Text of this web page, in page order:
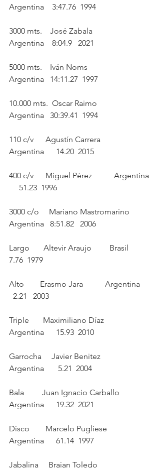
Argentina    3:47.76  1994
3000 mts.    José Zabala
Argentina    8:04.9   2021
5000 mts.    Iván Noms
Argentina   14:11.27  1997
10.000 mts.  Oscar Raimo
Argentina   30:39.41  1994
110 c/v      Agustín Carrera
Argentina      14.20  2015
400 c/v      Miguel Pérez           Argentina
     51.23  1996
3000 c/o     Mariano Mastromarino
Argentina   8:51.82   2006
Largo       Altevir Araujo         Brasil
7.76  1979
Alto        Erasmo Jara           Argentina
  2.21   2003
Triple       Maximiliano Díaz
Argentina      15.93  2010
Garrocha     Javier Benitez
Argentina       5.21  2004
Bala         Juan Ignacio Carballo
Argentina      19.32  2021
Disco        Marcelo Pugliese
Argentina      61.14  1997
Jabalina     Braian Toledo